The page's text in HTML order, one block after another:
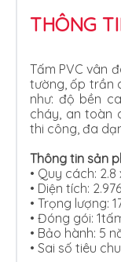
THÔNG
Tấm PVC vân
tường, ốp trần
như: độ bền
cháy, an toàn
thi công, đa
Thông tin sản
• Quy cách: 2.8
• Diện tích:
• Trọng lượng:
• Đóng gói:
• Bảo hành: 5
• Sai số tiêu